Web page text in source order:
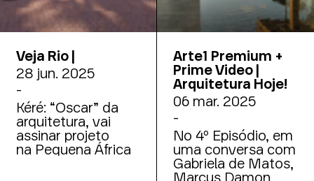
Veja Rio |
28 jun. 2025
-
Kéré: “Oscar” da
arquitetura, vai
assinar projeto
na Pequena África
Arte1 Premium +
Prime Video |
Arquitetura Hoje!
06 mar. 2025
-
No 4º Episódio, em
uma conversa com
Gabriela de Matos,
Marcus Damon